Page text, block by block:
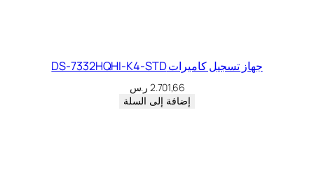
جهاز تسجيل كاميرات DS-7332HQHI-K4-STD
2.701,66 ر.س
إضافة إلى السلة